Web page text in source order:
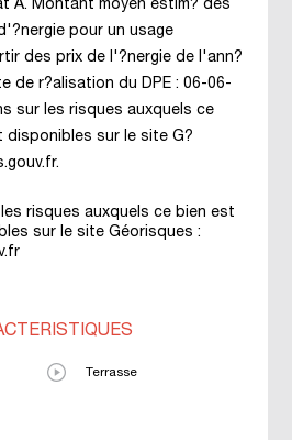
A. Montant moyen estim? des
pour un usage
des prix de l'?nergie de l'ann?
de r?alisation du DPE : 06-06-
sur les risques auxquels ce
disponibles sur le site G?
risques auxquels ce bien est
sur le site Géorisques :
Terrasse